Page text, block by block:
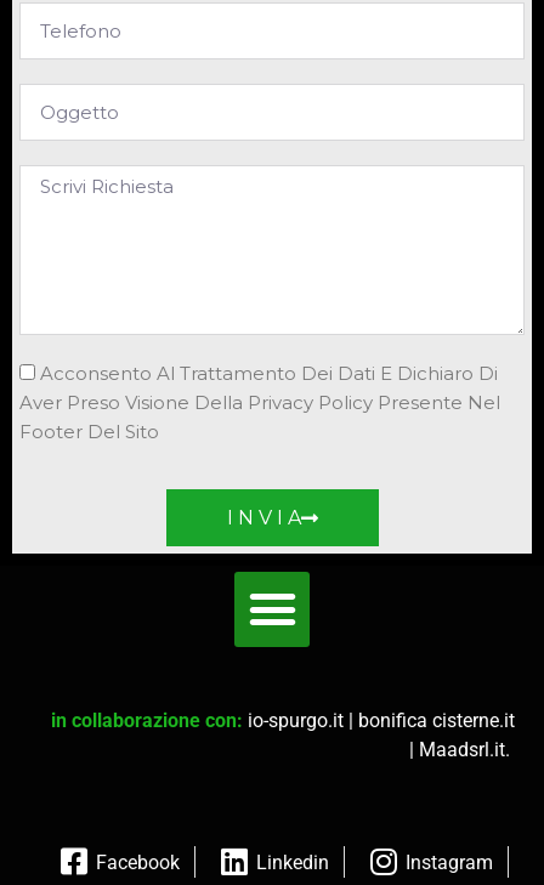
Acconsento Al Trattamento Dei Dati E Dichiaro Di
Aver Preso Visione Della Privacy Policy Presente Nel
Footer Del Sito
I N V I A
in collaborazione con: io-spurgo.it | bonifica cisterne.it
| Maadsrl.it.
Facebook Linkedin Instagram